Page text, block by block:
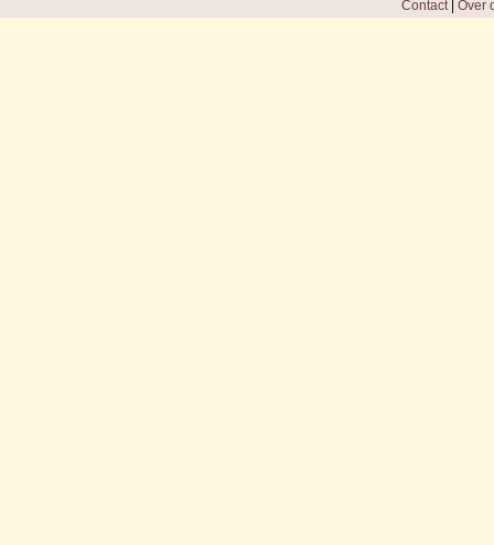
Contact| Over